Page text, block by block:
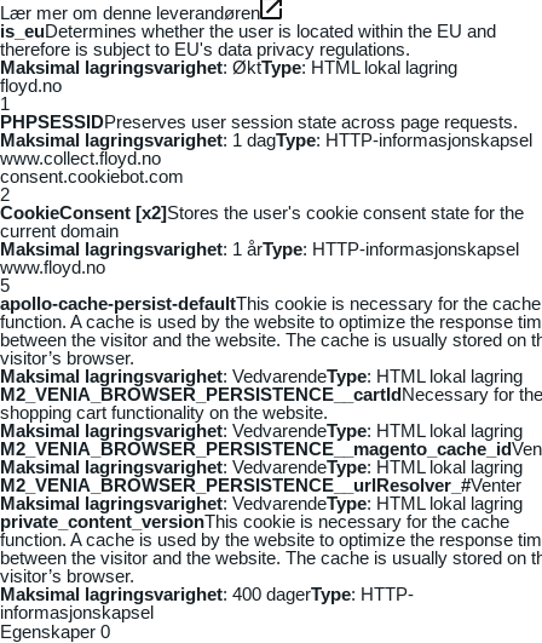
Lær mer om denne leverandøren
is_euDetermines whether the user is located within the EU and
therefore is subject to EU's data privacy regulations.
Maksimal lagringsvarighet: ØktType: HTML lokal lagring
floyd.no
1
PHPSESSIDPreserves user session state across page requests.
Maksimal lagringsvarighet: 1 dagType: HTTP-informasjonskapsel
www.collect.floyd.no
consent.cookiebot.com
2
CookieConsent [x2]Stores the user's cookie consent state for the
current domain
Maksimal lagringsvarighet: 1 årType: HTTP-informasjonskapsel
www.floyd.no
5
apollo-cache-persist-defaultThis cookie is necessary for the cache
function. A cache is used by the website to optimize the response
between the visitor and the website. The cache is usually stored on
visitor’s browser.
Maksimal lagringsvarighet: VedvarendeType: HTML lokal lagring
M2_VENIA_BROWSER_PERSISTENCE__cartIdNecessary for the
shopping cart functionality on the website.
Maksimal lagringsvarighet: VedvarendeType: HTML lokal lagring
M2_VENIA_BROWSER_PERSISTENCE__magento_cache_id
Maksimal lagringsvarighet: VedvarendeType: HTML lokal lagring
M2_VENIA_BROWSER_PERSISTENCE__urlResolver_#Venter
Maksimal lagringsvarighet: VedvarendeType: HTML lokal lagring
private_content_versionThis cookie is necessary for the cache
function. A cache is used by the website to optimize the response
between the visitor and the website. The cache is usually stored on
visitor’s browser.
Maksimal lagringsvarighet: 400 dagerType: HTTP-
informasjonskapsel
Egenskaper 0